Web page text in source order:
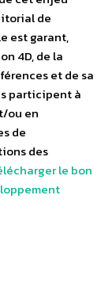
de
est garant,
4D, de la
et de sa
participent à
ou en
de
des
le bon